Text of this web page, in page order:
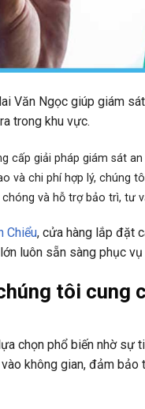
Văn Ngọc giúp giám
trong khu vực.
cấp giải pháp giám sát
và chi phí hợp lý, chúng
và hỗ trợ bảo trì, tư
Chiểu, cửa hàng lắp đặt
luôn sẵn sàng phục vụ
tôi cung
chọn phổ biến nhờ
không gian, đảm bảo